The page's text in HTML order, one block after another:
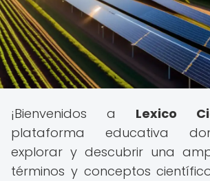
¡Bienvenidos a Lexico
plataforma educativa
explorar y descubrir una
términos y conceptos